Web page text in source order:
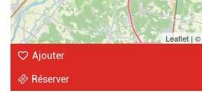
Leaflet | ©
Ajouter
Réserver